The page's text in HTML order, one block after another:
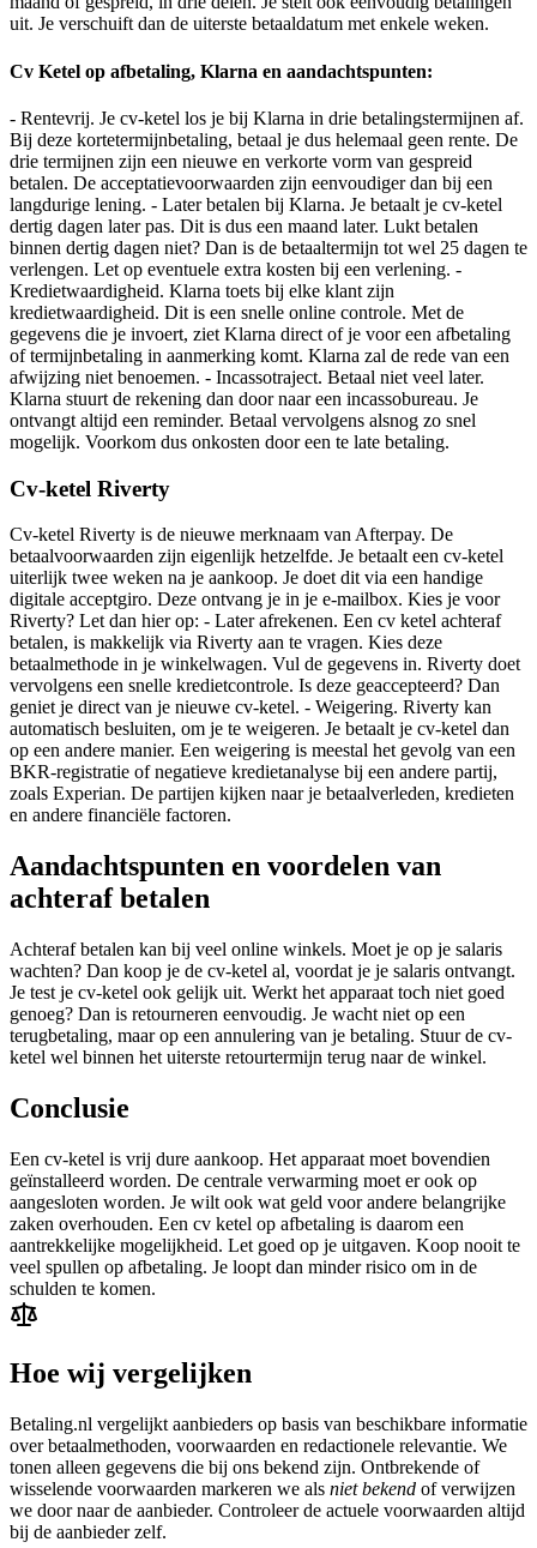
uit. Je verschuift dan de uiterste betaaldatum met enkele weken.
Cv Ketel op afbetaling, Klarna en aandachtspunten:
- Rentevrij. Je cv-ketel los je bij Klarna in drie betalingstermijnen af.
Bij deze kortetermijnbetaling, betaal je dus helemaal geen rente. De
drie termijnen zijn een nieuwe en verkorte vorm van gespreid
betalen. De acceptatievoorwaarden zijn eenvoudiger dan bij een
langdurige lening. - Later betalen bij Klarna. Je betaalt je cv-ketel
dertig dagen later pas. Dit is dus een maand later. Lukt betalen
binnen dertig dagen niet? Dan is de betaaltermijn tot wel 25 dagen te
verlengen. Let op eventuele extra kosten bij een verlening. -
Kredietwaardigheid. Klarna toets bij elke klant zijn
kredietwaardigheid. Dit is een snelle online controle. Met de
gegevens die je invoert, ziet Klarna direct of je voor een afbetaling
of termijnbetaling in aanmerking komt. Klarna zal de rede van een
afwijzing niet benoemen. - Incassotraject. Betaal niet veel later.
Klarna stuurt de rekening dan door naar een incassobureau. Je
ontvangt altijd een reminder. Betaal vervolgens alsnog zo snel
mogelijk. Voorkom dus onkosten door een te late betaling.
Cv-ketel Riverty
Cv-ketel Riverty is de nieuwe merknaam van Afterpay. De
betaalvoorwaarden zijn eigenlijk hetzelfde. Je betaalt een cv-ketel
uiterlijk twee weken na je aankoop. Je doet dit via een handige
digitale acceptgiro. Deze ontvang je in je e-mailbox. Kies je voor
Riverty? Let dan hier op: - Later afrekenen. Een cv ketel achteraf
betalen, is makkelijk via Riverty aan te vragen. Kies deze
betaalmethode in je winkelwagen. Vul de gegevens in. Riverty doet
vervolgens een snelle kredietcontrole. Is deze geaccepteerd? Dan
geniet je direct van je nieuwe cv-ketel. - Weigering. Riverty kan
automatisch besluiten, om je te weigeren. Je betaalt je cv-ketel dan
op een andere manier. Een weigering is meestal het gevolg van een
BKR-registratie of negatieve kredietanalyse bij een andere partij,
zoals Experian. De partijen kijken naar je betaalverleden, kredieten
en andere financiële factoren.
Aandachtspunten en voordelen van
achteraf betalen
Achteraf betalen kan bij veel online winkels. Moet je op je salaris
wachten? Dan koop je de cv-ketel al, voordat je je salaris ontvangt.
Je test je cv-ketel ook gelijk uit. Werkt het apparaat toch niet goed
genoeg? Dan is retourneren eenvoudig. Je wacht niet op een
terugbetaling, maar op een annulering van je betaling. Stuur de cv-
ketel wel binnen het uiterste retourtermijn terug naar de winkel.
Conclusie
Een cv-ketel is vrij dure aankoop. Het apparaat moet bovendien
geïnstalleerd worden. De centrale verwarming moet er ook op
aangesloten worden. Je wilt ook wat geld voor andere belangrijke
zaken overhouden. Een cv ketel op afbetaling is daarom een
aantrekkelijke mogelijkheid. Let goed op je uitgaven. Koop nooit te
veel spullen op afbetaling. Je loopt dan minder risico om in de
schulden te komen.
Hoe wij vergelijken
Betaling.nl vergelijkt aanbieders op basis van beschikbare informatie
over betaalmethoden, voorwaarden en redactionele relevantie. We
tonen alleen gegevens die bij ons bekend zijn. Ontbrekende of
wisselende voorwaarden markeren we als niet bekend of verwijzen
we door naar de aanbieder. Controleer de actuele voorwaarden altijd
bij de aanbieder zelf.